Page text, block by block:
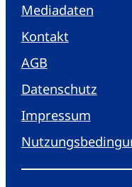
Mediadaten
Kontakt
AGB
Datenschutz
Impressum